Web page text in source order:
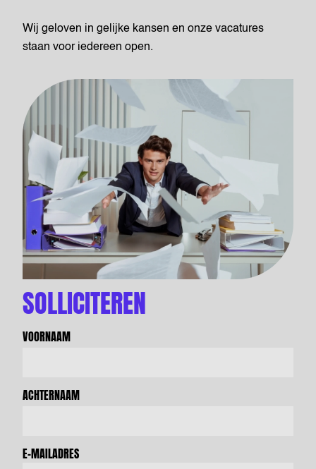
Wij geloven in gelijke kansen en onze vacatures
staan voor iedereen open.
SOLLICITEREN
VOORNAAM
ACHTERNAAM
E-MAILADRES